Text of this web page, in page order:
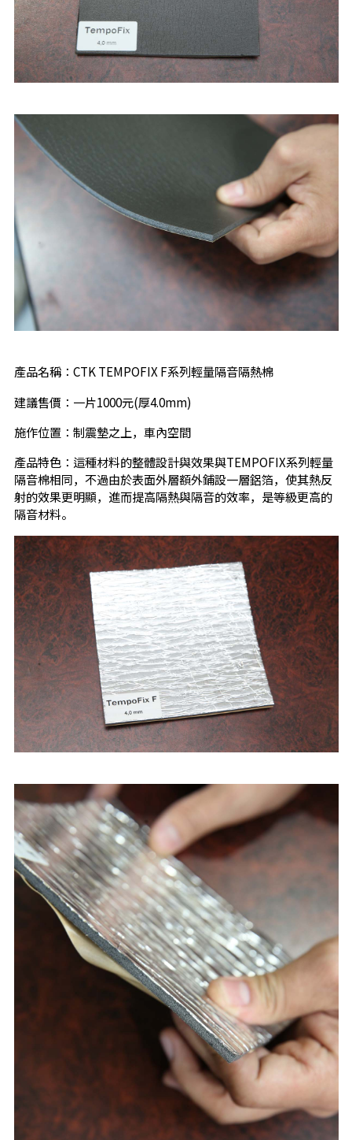
產品名稱：CTK TEMPOFIX F系列輕量隔音隔熱棉
建議售價：一片1000元(厚4.0mm)
施作位置：制震墊之上，車內空間
產品特色：這種材料的整體設計與效果與TEMPOFIX系列輕量
隔音棉相同，不過由於表面外層額外鋪設一層鋁箔，使其熱反
射的效果更明顯，進而提高隔熱與隔音的效率，是等級更高的
隔音材料。